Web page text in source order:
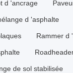
d 'ancrage
d 'asphalte
Rammer d
de sol stabilisée